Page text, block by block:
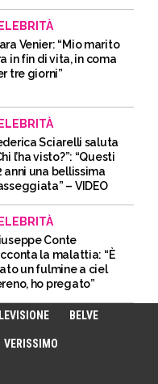
Venier: “Mio marito
in fin di vita, in coma
tre giorni”
Sciarelli saluta
l’ha visto?”: “Questi
anni una bellissima
– VIDEO
Conte
la malattia: “È
un fulmine a ciel
ho pregato”
BELVE
VERISSIMO